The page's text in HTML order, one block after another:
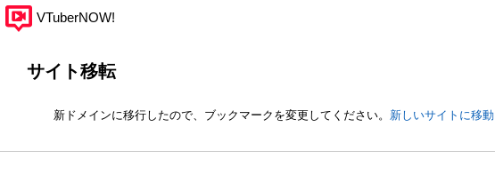
VTuberNOW!
サイト移転
新ドメインに移行したので、ブックマークを変更してください。 新しいサイトに移動